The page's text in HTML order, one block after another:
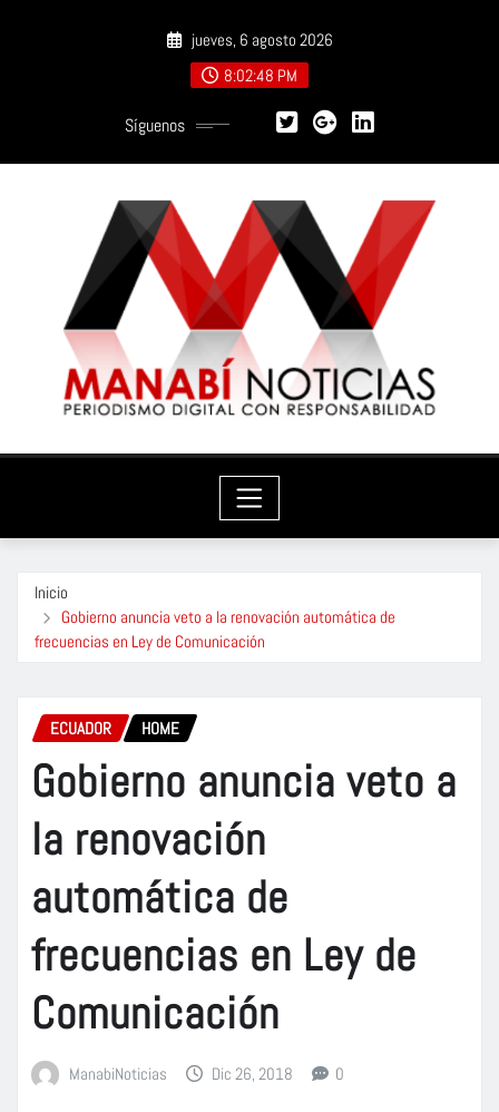
jueves, 6 agosto 2026
8:02:49 PM
Síguenos
Inicio
Gobierno anuncia veto a la renovación automática de
frecuencias en Ley de Comunicación
ECUADOR HOME
Gobierno anuncia veto a
la renovación
automática de
frecuencias en Ley de
Comunicación
ManabiNoticias Dic 26, 2018 0